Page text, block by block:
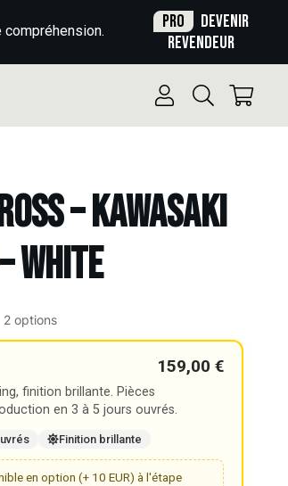
Pro
Devenir
revendeur
– KAWASAKI
WHITE
2 options
159,00 €
finition brillante. Pièces
en 3 à 5 jours ouvrés.
Finition brillante
en option (+ 10 EUR) à l'étape